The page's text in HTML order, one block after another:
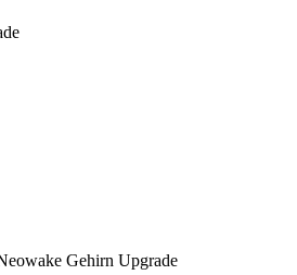
Gehirn Upgrade